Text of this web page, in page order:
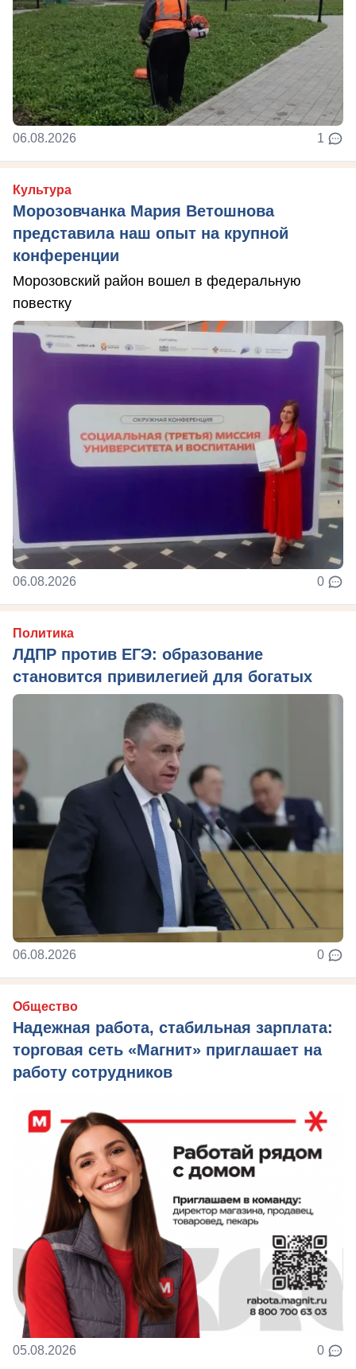
06.08.2026 1
Культура
Морозовчанка Мария Ветошнова
представила наш опыт на крупной
конференции
Морозовский район вошел в федеральную
повестку
06.08.2026 0
Политика
ЛДПР против ЕГЭ: образование
становится привилегией для богатых
06.08.2026 0
Общество
Надежная работа, стабильная зарплата:
торговая сеть «Магнит» приглашает на
работу сотрудников
05.08.2026 0